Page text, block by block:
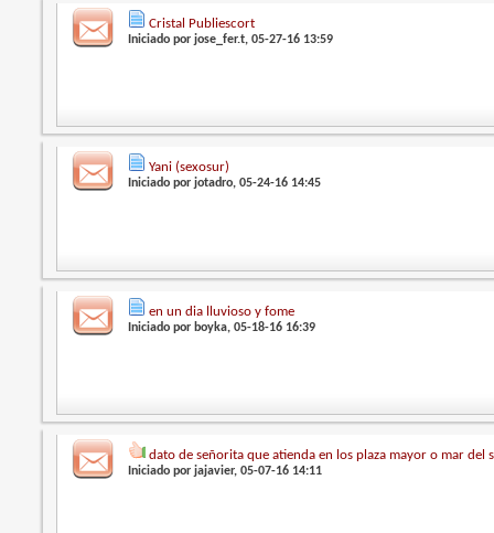
Cristal Publiescort
Iniciado porjose_fer.t, 05-27-16 13:59
Yani (sexosur)
Iniciado porjotadro, 05-24-16 14:45
en un dia lluvioso y fome
Iniciado por boyka, 05-18-16 16:39
dato de señorita que atienda en los plaza mayor o mar del
Iniciado porjajavier, 05-07-16 14:11